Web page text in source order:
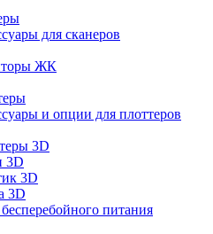
для сканеров
ЖК
и опции для плоттеров
3D
3D
3D
3D
питания